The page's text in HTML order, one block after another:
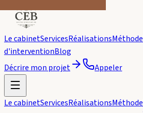
Le cabinetServicesRéalisationsMéthode
d'interventionBlog
Décrire mon projet
Appeler
Le cabinetServicesRéalisationsMéthode